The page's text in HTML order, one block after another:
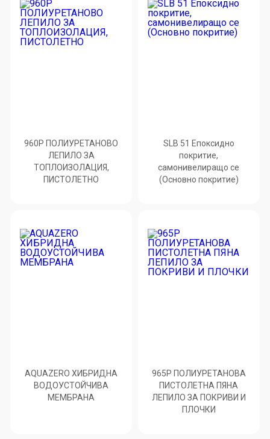
960P ПОЛИУРЕТАНОВО
ЛЕПИЛО ЗА
ТОПЛОИЗОЛАЦИЯ,
ПИСТОЛЕТНО
SLB 51 Епоксидно
покритие,
самонивелиращо се
(Основно покритие)
AQUAZERO ХИБРИДНА
ВОДОУСТОЙЧИВА
МЕМБРАНА
965P ПОЛИУРЕТАНОВА
ПИСТОЛЕТНА ПЯНА
ЛЕПИЛО ЗА ПОКРИВИ И
ПЛОЧКИ